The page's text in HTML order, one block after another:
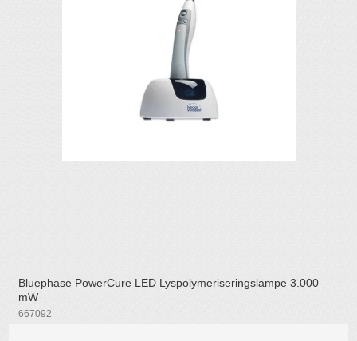
Bluephase PowerCure LED Lyspolymeriseringslampe 3.000
mW
667092